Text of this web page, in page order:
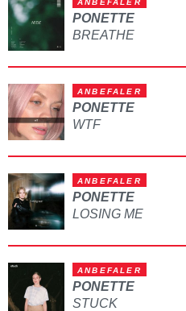
ANBEFALER
PONETTE
BREATHE
ANBEFALER
PONETTE
WTF
ANBEFALER
PONETTE
LOSING ME
ANBEFALER
PONETTE
STUCK